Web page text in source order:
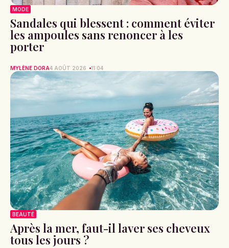
MODE
Sandales qui blessent : comment éviter
les ampoules sans renoncer à les
porter
MYLÈNE DORA4 AOÛT 2026 11:04
BEAUTÉ
Après la mer, faut-il laver ses cheveux
tous les jours ?